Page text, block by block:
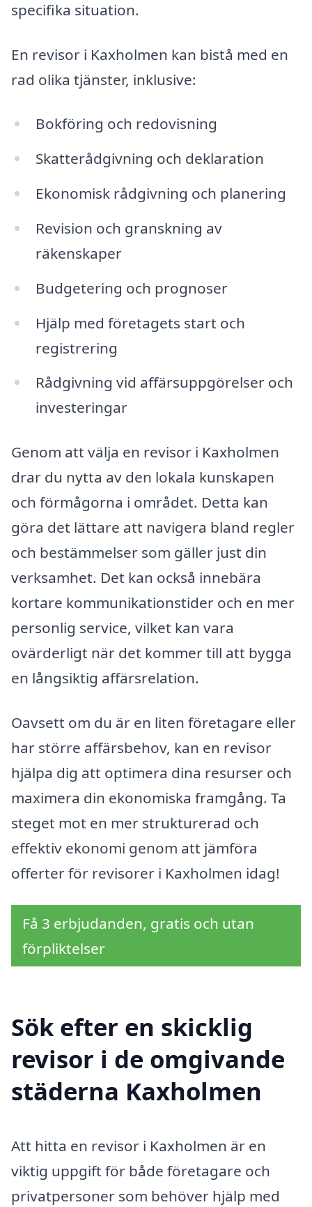
specifika situation.
En revisor i Kaxholmen kan bistå med en
rad olika tjänster, inklusive:
Bokföring och redovisning
Skatterådgivning och deklaration
Ekonomisk rådgivning och planering
Revision och granskning av
räkenskaper
Budgetering och prognoser
Hjälp med företagets start och
registrering
Rådgivning vid affärsuppgörelser och
investeringar
Genom att välja en revisor i Kaxholmen
drar du nytta av den lokala kunskapen
och förmågorna i området. Detta kan
göra det lättare att navigera bland regler
och bestämmelser som gäller just din
verksamhet. Det kan också innebära
kortare kommunikationstider och en mer
personlig service, vilket kan vara
ovärderligt när det kommer till att bygga
en långsiktig affärsrelation.
Oavsett om du är en liten företagare eller
har större affärsbehov, kan en revisor
hjälpa dig att optimera dina resurser och
maximera din ekonomiska framgång. Ta
steget mot en mer strukturerad och
effektiv ekonomi genom att jämföra
offerter för revisorer i Kaxholmen idag!
Få 3 erbjudanden, gratis och utan
förpliktelser
Sök efter en skicklig
revisor i de omgivande
städerna Kaxholmen
Att hitta en revisor i Kaxholmen är en
viktig uppgift för både företagare och
privatpersoner som behöver hjälp med